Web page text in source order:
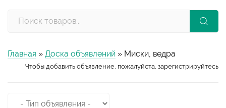
Главная » Доска объявлений » Миски, ведра
Чтобы добавить объявление, пожалуйста, зарегистрируйтесь